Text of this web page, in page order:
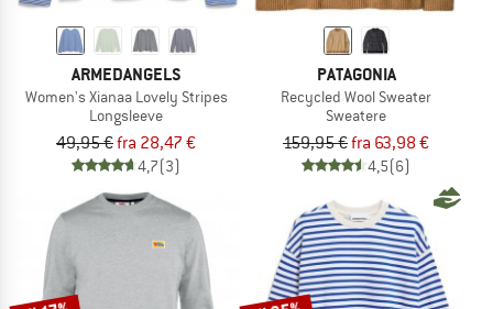
ARMEDANGELS
Women's Xianaa Lovely Stripes
Longsleeve
49,95 €fra 28,47 €
4,7(3)
PATAGONIA
Recycled Wool Sweater
Sweatere
159,95 €fra 63,98 €
4,5(6)